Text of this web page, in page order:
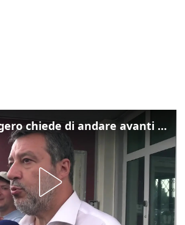
Salvini: "Roggero chiede di andare avanti su norma anti-risarcimenti"